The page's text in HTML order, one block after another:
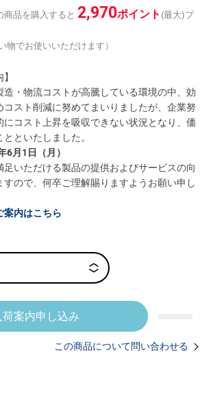
品を購入すると 2,970ポイント (最大)プ
物でお使いいただけます）
荷案内申し込み
造・物流コストが高騰している環境の中、効
コスト削減に努めてまいりましたが、企業努
にコスト上昇を吸収できない状況となり、価
といたしました。
6月1日（月）
足いただける製品の提供およびサービスの向
すので、何卒ご理解賜りますようお願い申し
案内はこちら
この商品について問い合わせる